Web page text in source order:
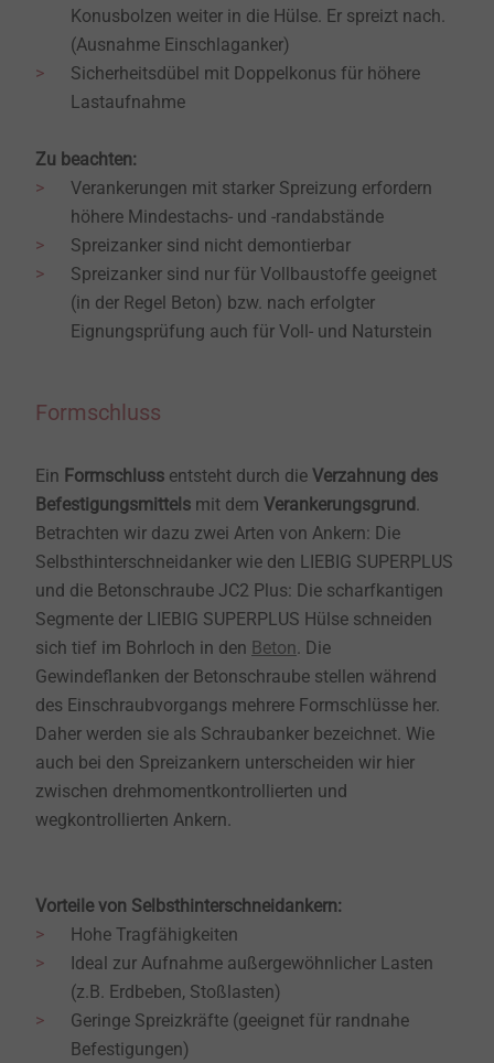
Konusbolzen weiter in die Hülse. Er spreizt nach.
(Ausnahme Einschlaganker)
Sicherheitsdübel mit Doppelkonus für höhere
Lastaufnahme
Zu beachten:
Verankerungen mit starker Spreizung erfordern
höhere Mindestachs- und -randabstände
Spreizanker sind nicht demontierbar
Spreizanker sind nur für Vollbaustoffe geeignet
(in der Regel Beton) bzw. nach erfolgter
Eignungsprüfung auch für Voll- und Naturstein
Formschluss
Ein Formschluss entsteht durch die Verzahnung des
Befestigungsmittels mit dem Verankerungsgrund .
Betrachten wir dazu zwei Arten von Ankern: Die
Selbsthinterschneidanker wie den LIEBIG SUPERPLUS
und die Betonschraube JC2 Plus: Die scharfkantigen
Segmente der LIEBIG SUPERPLUS Hülse schneiden
sich tief im Bohrloch in den Beton. Die
Gewindeflanken der Betonschraube stellen während
des Einschraubvorgangs mehrere Formschlüsse her.
Daher werden sie als Schraubanker bezeichnet. Wie
auch bei den Spreizankern unterscheiden wir hier
zwischen drehmomentkontrollierten und
wegkontrollierten Ankern.
Vorteile von Selbsthinterschneidankern:
Hohe Tragfähigkeiten
Ideal zur Aufnahme außergewöhnlicher Lasten
(z.B. Erdbeben, Stoßlasten)
Geringe Spreizkräfte (geeignet für randnahe
Befestigungen)